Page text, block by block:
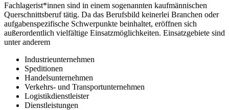
Fachlagerist*innen sind in einem sogenannten kaufmännischen
Querschnittsberuf tätig. Da das Berufsbild keinerlei Branchen oder
aufgabenspezifische Schwerpunkte beinhaltet, eröffnen sich
außerordentlich vielfältige Einsatzmöglichkeiten. Einsatzgebiete sind
unter anderem
Industrieunternehmen
Speditionen
Handelsunternehmen
Verkehrs- und Transportunternehmen
Logistikdienstleister
Dienstleistungen